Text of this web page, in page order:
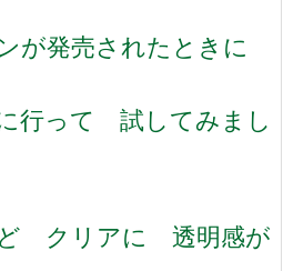
が発売されたときに
行って 試してみまし
クリアに 透明感が